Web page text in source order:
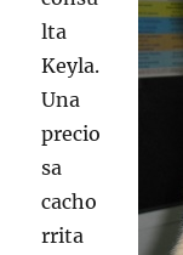
lta
Keyla.
Una
precio
sa
cacho
rrita